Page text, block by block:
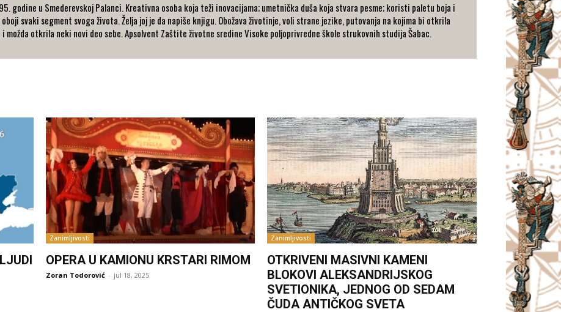
godine u Smederevskoj Palanci. Kreativna osoba koja teži inovacijama; umetnička duša koja stvara pesme; koristi paletu boja i
svaki segment svoga života. Želja joj je da napiše knjigu. Obožava životinje, voli strane jezike, putovanja na kojima bi otkrila
možda otkrila neki novi deo sebe. Apsolvent Zaštite životne sredine Visoke poljoprivredne škole strukovnih studija Šabac.
Zanimljivosti
OPERA U KAMIONU KRSTARI RIMOM
Zoran Todorović - jul 18, 2025
Zanimljivosti
OTKRIVENI MASIVNI KAMENI
BLOKOVI ALEKSANDRIJSKOG
SVETIONIKA, JEDNOG OD SEDAM
ČUDA ANTIČKOG SVETA